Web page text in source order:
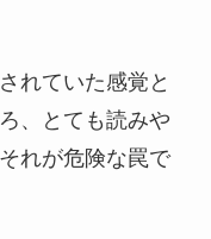
れていた感覚と
、とても読みや
れが危険な罠で